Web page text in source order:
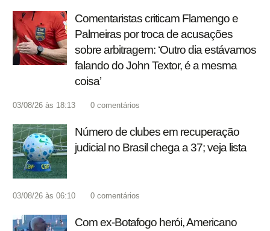
Comentaristas criticam Flamengo e
Palmeiras por troca de acusações
sobre arbitragem: ‘Outro dia estávamos
falando do John Textor, é a mesma
coisa’
03/08/26 às 18:13 0 comentários
Número de clubes em recuperação
judicial no Brasil chega a 37; veja lista
03/08/26 às 06:10 0 comentários
Com ex-Botafogo herói, Americano